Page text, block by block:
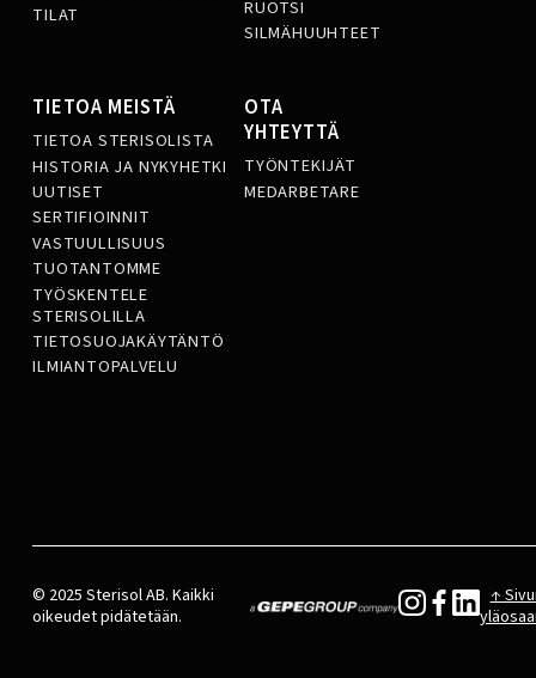
TILAT
RUOTSI
SILMÄHUUHTEET
TIETOA MEISTÄ
TIETOA STERISOLISTA
HISTORIA JA NYKYHETKI
UUTISET
SERTIFIOINNIT
VASTUULLISUUS
TUOTANTOMME
TYÖSKENTELE
STERISOLILLA
TIETOSUOJAKÄYTÄNTÖ
ILMIANTOPALVELU
OTA
YHTEYTTÄ
TYÖNTEKIJÄT
MEDARBETARE
© 2025 Sterisol AB. Kaikki
oikeudet pidätetään.
↑